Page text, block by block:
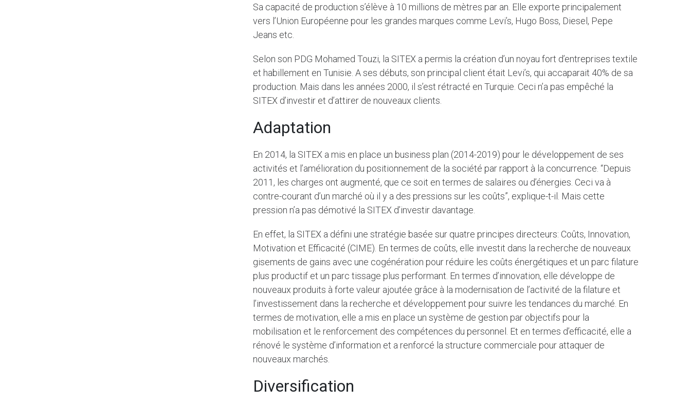
Sa capacité de production s’élève à 10 millions de mètres par an. Elle exporte principalement
vers l’Union Européenne pour les grandes marques comme Levi’s, Hugo Boss, Diesel, Pepe
Jeans etc.
Selon son PDG Mohamed Touzi, la SITEX a permis la création d’un noyau fort d’entreprises textile
et habillement en Tunisie. A ses débuts, son principal client était Levi’s, qui accaparait 40% de sa
production. Mais dans les années 2000, il s’est rétracté en Turquie. Ceci n’a pas empêché la
SITEX d’investir et d’attirer de nouveaux clients.
Adaptation
En 2014, la SITEX a mis en place un business plan (2014-2019) pour le développement de ses
activités et l’amélioration du positionnement de la société par rapport à la concurrence. “Depuis
2011, les charges ont augmenté, que ce soit en termes de salaires ou d’énergies. Ceci va à
contre-courant d’un marché où il y a des pressions sur les coûts”, explique-t-il. Mais cette
pression n’a pas démotivé la SITEX d’investir davantage.
En effet, la SITEX a défini une stratégie basée sur quatre principes directeurs: Coûts, Innovation,
Motivation et Efficacité (CIME). En termes de coûts, elle investit dans la recherche de nouveaux
gisements de gains avec une cogénération pour réduire les coûts énergétiques et un parc filature
plus productif et un parc tissage plus performant. En termes d’innovation, elle développe de
nouveaux produits à forte valeur ajoutée grâce à la modernisation de l’activité de la filature et
l’investissement dans la recherche et développement pour suivre les tendances du marché. En
termes de motivation, elle a mis en place un système de gestion par objectifs pour la
mobilisation et le renforcement des compétences du personnel. Et en termes d’efficacité, elle a
rénové le système d’information et a renforcé la structure commerciale pour attaquer de
nouveaux marchés.
Diversification